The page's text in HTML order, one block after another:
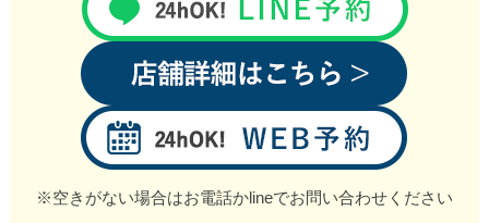
※空きがない場合はお電話かlineでお問い合わせください